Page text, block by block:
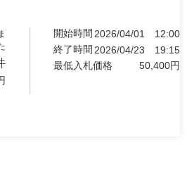
開始時間 2026/04/01
12:00
終了時間 2026/04/23
19:15
最低入札価格
50,400円